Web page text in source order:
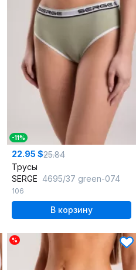
-11%
22.95 $25.84
Трусы
SERGE 4695/37 green-074
106
В корзину
%